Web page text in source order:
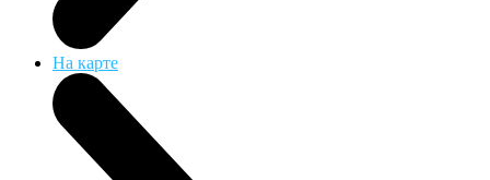
На карте